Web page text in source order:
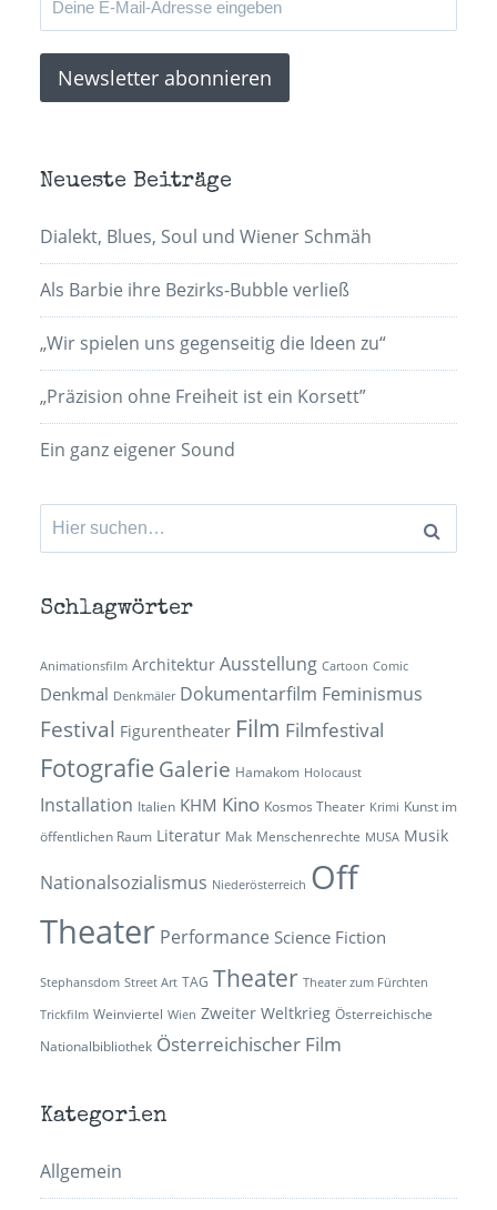
Neueste Beiträge
Dialekt, Blues, Soul und Wiener Schmäh
Als Barbie ihre Bezirks-Bubble verließ
„Wir spielen uns gegenseitig die Ideen zu“
„Präzision ohne Freiheit ist ein Korsett”
Ein ganz eigener Sound
Suchen
nach:
Schlagwörter
Animationsfilm Architektur Ausstellung Cartoon Comic
Denkmal Denkmäler Dokumentarfilm Feminismus
Festival Figurentheater Film Filmfestival
Fotografie Galerie Hamakom Holocaust
Installation Italien KHM Kino Kosmos Theater Krimi Kunst im
öffentlichen Raum Literatur Mak Menschenrechte MUSA Musik
Nationalsozialismus Niederösterreich Off
Theater Performance Science Fiction
Stephansdom Street Art TAG Theater Theater zum Fürchten
Trickfilm Weinviertel Wien Zweiter Weltkrieg Österreichische
Nationalbibliothek Österreichischer Film
Kategorien
Allgemein